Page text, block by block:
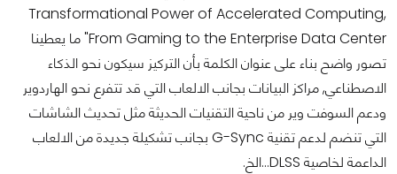
Transformational Power of Accelerated Computing,
From Gaming to the Enterprise Data Center" ما يعطينا
تصور واضح بناء على عنوان الكلمة بأن التركيز سيكون نحو الذكاء
الاصطناعي, مراكز البيانات بجانب الالعاب التي قد تتفرع نحو الهاردوير
ودعم السوفت وير من ناحية التقنيات الحديثة مثل تحديث الشاشات
التي تنضم لدعم تقنية G-Sync بجانب تشكيلة جديدة من الالعاب
الداعمة لخاصية DLSS...الخ.